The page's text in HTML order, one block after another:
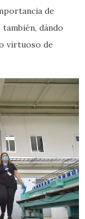
de
dándo
virtuoso de